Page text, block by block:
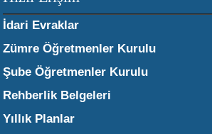
İdari Evraklar
Zümre Öğretmenler Kurulu
Şube Öğretmenler Kurulu
Rehberlik Belgeleri
Yıllık Planlar